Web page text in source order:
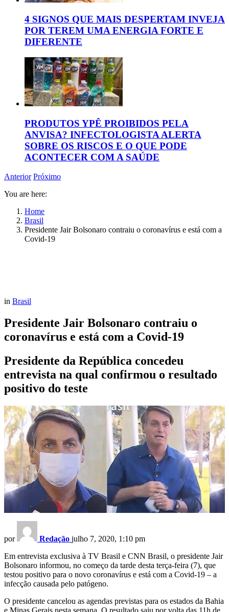
4 SIGNOS QUE MAIS DESPERTAM INVEJA
POR TEREM UMA ENERGIA FORTE E
DIFERENTE
PRODUTOS YPÊ PROIBIDOS PELA
ANVISA? INFECTOLOGISTA ALERTA
SOBRE OS RISCOS E O QUE PODE
ACONTECER COM A SAÚDE
Anterior Próximo
You are here:
Home
Brasil
Presidente Jair Bolsonaro contraiu o coronavírus e está com a
Covid-19
in Brasil
Presidente Jair Bolsonaro contraiu o
coronavírus e está com a Covid-19
Presidente da República concedeu
entrevista na qual confirmou o resultado
positivo do teste
por Redação julho 7, 2020, 1:10 pm
Em entrevista exclusiva à TV Brasil e CNN Brasil, o presidente Jair
Bolsonaro informou, no começo da tarde desta terça-feira (7), que
testou positivo para o novo coronavírus e está com a Covid-19 – a
infecção causada pelo patógeno.
O presidente cancelou as agendas previstas para os estados da Bahia